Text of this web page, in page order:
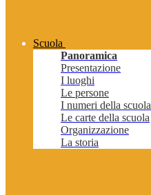
Scuola
Panoramica
Presentazione
I luoghi
Le persone
I numeri della scuola
Le carte della scuola
Organizzazione
La storia